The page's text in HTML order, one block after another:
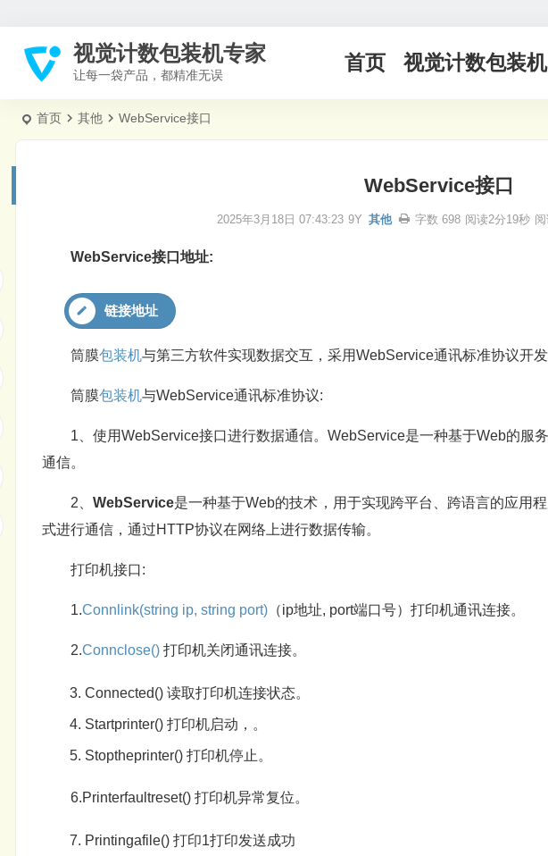
视觉计数包装机专家
让每一袋产品，都精准无误
首页 视觉计数包装机
首页 其他 WebService接口
WebService接口
2025年3月18日 07:43:23 9Y 其他 字数 698 阅读2分19秒
WebService接口地址:
链接地址
筒膜包装机与第三方软件实现数据交互，采用WebService通讯标准协议开发
筒膜包装机与WebService通讯标准协议:
1、使用WebService接口进行数据通信。WebService是一种基于Web的服
通信。
2、 WebService是一种基于Web的技术，用于实现跨平台、跨语言的应用
式进行通信，通过HTTP协议在网络上进行数据传输。
打印机接口:
1.Connlink(string ip, string port)（ip地址, port端口号）打印机通讯连接。
2.Connclose()打印机关闭通讯连接。
Connected()读取打印机连接状态。
Startprinter() 打印机启动，。
Stoptheprinter() 打印机停止。
6.Printerfaultreset() 打印机异常复位。
Printingafile() 打印1打印发送成功